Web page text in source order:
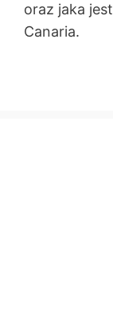
oraz jaka
Canaria.